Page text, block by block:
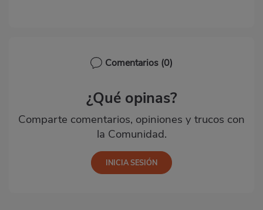
Comentarios (0)
¿Qué opinas?
Comparte comentarios, opiniones y trucos con
la Comunidad.